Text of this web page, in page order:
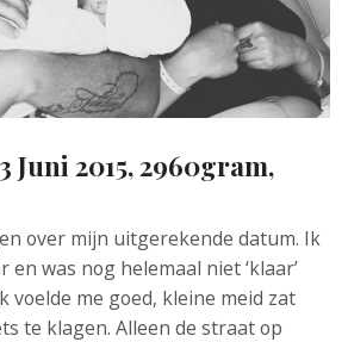
Juni 2015, 2960gram,
over mijn uitgerekende datum. Ik
en was nog helemaal niet ‘klaar’
voelde me goed, kleine meid zat
te klagen. Alleen de straat op